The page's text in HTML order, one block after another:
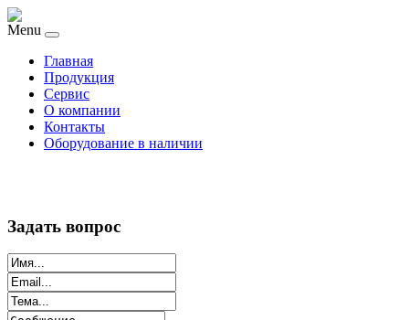
Menu
Главная
Продукция
Сервис
О компании
Контакты
Оборудование в наличии
Задать вопрос